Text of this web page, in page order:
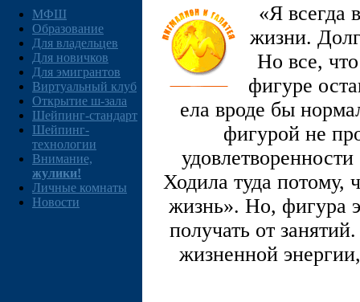
МФШ
Образование
Для владельцев
Для новичков
Для эмигрантов
Виртуальный клуб
Открытие ш-зала
Шейпинг-стандарт
Шейпинг-
технологии
Внимание,
жулики!
Личные комнаты
Новости
«Я всегда
жизни.
Но все,
фигуре
ела вроде бы
фигурой не
Ходила туда потому,
жизнь». Но, фигура
получать от
жизненной